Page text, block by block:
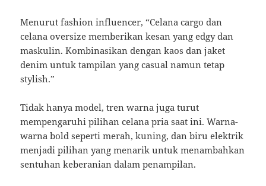
Menurut fashion influencer, “Celana cargo dan
celana oversize memberikan kesan yang edgy dan
maskulin. Kombinasikan dengan kaos dan jaket
denim untuk tampilan yang casual namun tetap
stylish.”
Tidak hanya model, tren warna juga turut
mempengaruhi pilihan celana pria saat ini. Warna-
warna bold seperti merah, kuning, dan biru elektrik
menjadi pilihan yang menarik untuk menambahkan
sentuhan keberanian dalam penampilan.